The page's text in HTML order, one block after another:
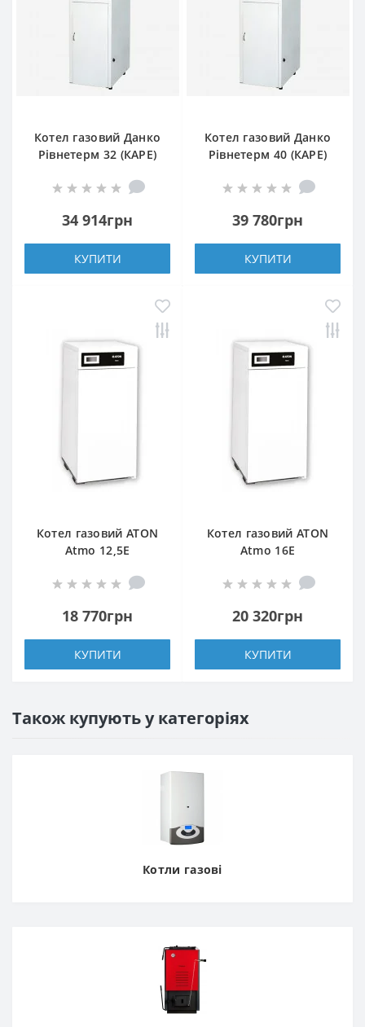
Котел газовий Данко
Рівнетерм 32 (КАРЕ)
34 914грн
КУПИТИ
Котел газовий Данко
Рівнетерм 40 (КАРЕ)
39 780грн
КУПИТИ
Котел газовий ATON
Atmo 12,5Е
18 770грн
КУПИТИ
Котел газовий ATON
Atmo 16Е
20 320грн
КУПИТИ
Також купують у категоріях
Котли газові